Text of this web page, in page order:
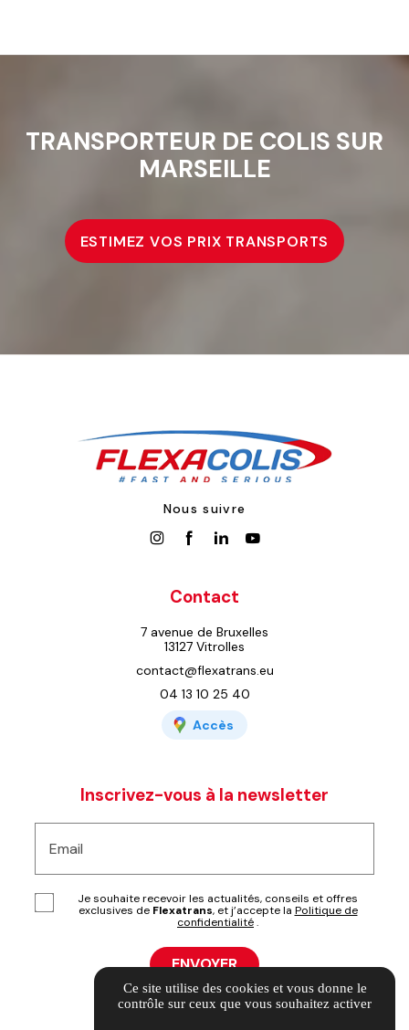
TRANSPORTEUR DE COLIS SUR
MARSEILLE
ESTIMEZ VOS PRIX TRANSPORTS
Nous suivre
Contact
7 avenue de Bruxelles
13127 Vitrolles
contact@flexatrans.eu
04 13 10 25 40
Accès
Inscrivez-vous à la newsletter
Email
Je souhaite recevoir les actualités, conseils et offres
exclusives de Flexatrans, et j’accepte la Politique de
confidentialité.
Ce site utilise des cookies et vous donne le
contrôle sur ceux que vous souhaitez activer